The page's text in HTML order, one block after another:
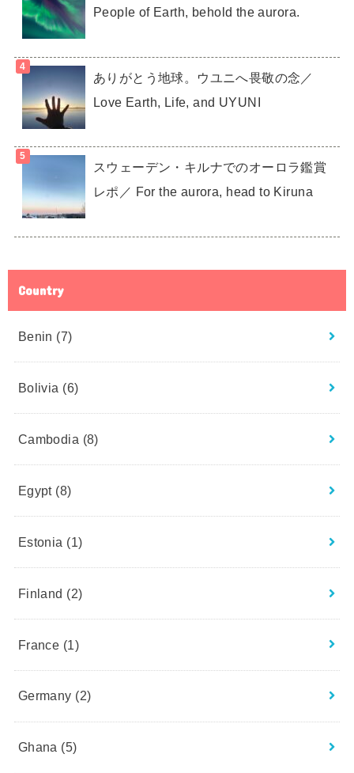
People of Earth, behold the aurora.
ありがとう地球。ウユニへ畏敬の念／
Love Earth, Life, and UYUNI
スウェーデン・キルナでのオーロラ鑑賞
レポ／ For the aurora, head to Kiruna
Country
Benin (7)
Bolivia (6)
Cambodia (8)
Egypt (8)
Estonia (1)
Finland (2)
France (1)
Germany (2)
Ghana (5)